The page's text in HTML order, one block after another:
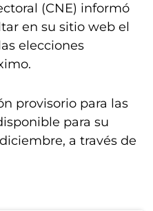
(CNE) informó
en su sitio web el
elecciones
provisorio para las
para su
a través de